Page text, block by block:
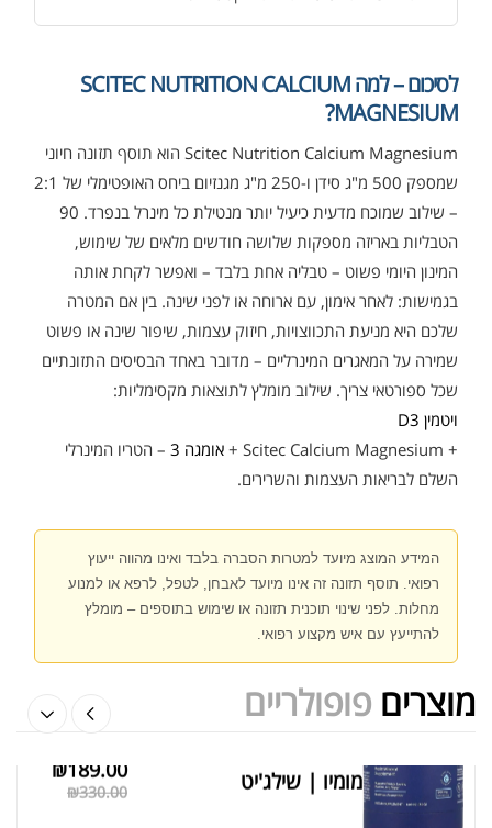
לסיכום – למה SCITEC NUTRITION CALCIUM
MAGNESIUM?
Scitec Nutrition Calcium Magnesium הוא תוסף תזונה חיוני
שמספק 500 מ"ג סידן ו-250 מ"ג מגנזיום ביחס האופטימלי של 2:1
– שילוב שמוכח מדעית כיעיל יותר מנטילת כל מינרל בנפרד. 90
הטבליות באריזה מספקות שלושה חודשים מלאים של שימוש,
המינון היומי פשוט – טבליה אחת בלבד – ואפשר לקחת אותה
בגמישות: לאחר אימון, עם ארוחה או לפני שינה. בין אם המטרה
שלכם היא מניעת התכווצויות, חיזוק עצמות, שיפור שינה או פשוט
שמירה על המאגרים המינרליים – מדובר באחד הבסיסים התזונתיים
שכל ספורטאי צריך. שילוב מומלץ לתוצאות מקסימליות:
ויטמין D3
+ Scitec Calcium Magnesium +
אומגה 3
– הטריו המינרלי
השלם לבריאות העצמות והשרירים.
המידע המוצג מיועד למטרות הסברה בלבד ואינו מהווה ייעוץ
רפואי. תוסף תזונה זה אינו מיועד לאבחן, לטפל, לרפא או למנוע
מחלות. לפני שינוי תוכנית תזונה או שימוש בתוספים – מומלץ
להתייעץ עם איש מקצוע רפואי.
מוצרים פופולריים
מציג 1–6 מתוך 524 תוצאות
אבקת חלבון כשרה ₪ 320.00
239.00
שייקר מקצועי פרובודי לחלבון או גיינר
₪40.00
אבקת חלבון הידרוליזט איזולט
₪500.00
₪369.00
מומיו | שילג'יט ₪330.00
₪189.00